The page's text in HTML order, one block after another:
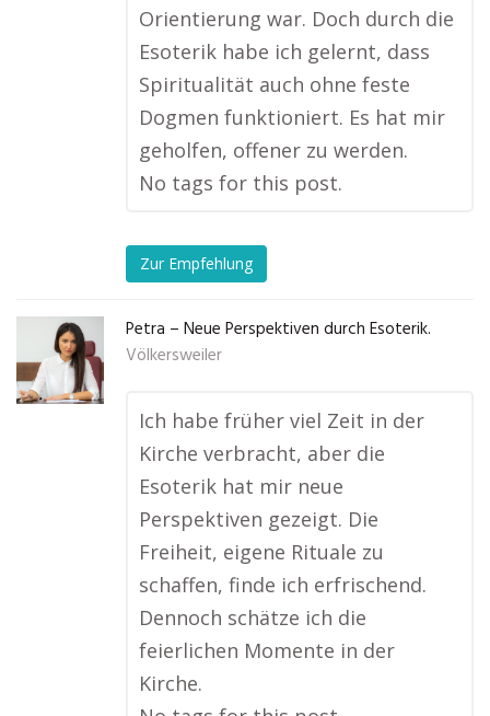
Orientierung war. Doch durch die
Esoterik habe ich gelernt, dass
Spiritualität auch ohne feste
Dogmen funktioniert. Es hat mir
geholfen, offener zu werden.
No tags for this post.
Zur Empfehlung
Petra – Neue Perspektiven durch Esoterik.
Völkersweiler
Ich habe früher viel Zeit in der
Kirche verbracht, aber die
Esoterik hat mir neue
Perspektiven gezeigt. Die
Freiheit, eigene Rituale zu
schaffen, finde ich erfrischend.
Dennoch schätze ich die
feierlichen Momente in der
Kirche.